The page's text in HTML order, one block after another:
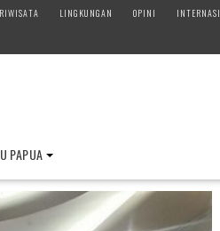
LINGKUNGAN OPINI
PAPUA